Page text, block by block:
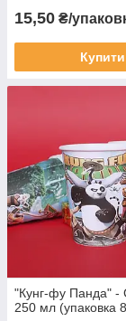
15,50 ₴/
Купити
"Кунг-фу Панда" -
250 мл (упаковка